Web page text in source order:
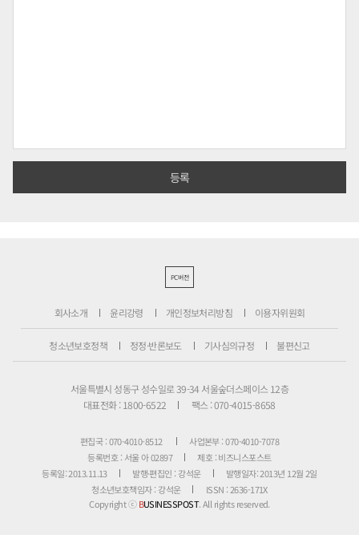
PC버전
회사소개 윤리강령 개인정보처리방침 이용자위원회
청소년보호정책 정정·반론보도 기사심의규정 불편신고
서울특별시 성동구 성수일로 39-34 서울숲더스페이스 12층
대표전화 : 1800-6522
팩스 : 070-4015-8658
편집국 : 070-4010-8512
사업본부 : 070-4010-7078
등록번호 : 서울 아 02897
제호 : 비즈니스포스트
등록일: 2013.11.13
발행·편집인 : 강석운
발행일자: 2013년 12월 2일
청소년보호책임자 : 강석운
ISSN : 2636-171X
Copyright ⓒBUSINESSPOST. All rights reserved.